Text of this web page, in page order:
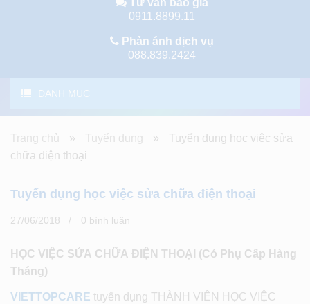
0911.8899.11
Phản ánh dịch vụ
088.839.2424
DANH MỤC
Trang chủ » Tuyển dụng »
Tuyển dụng học việc sửa
chữa điện thoại
Tuyển dụng học việc sửa chữa điện thoại
27/06/2018 0 bình luân
HỌC VIỆC SỬA CHỮA ĐIỆN THOẠI (Có Phụ Cấp Hàng
Tháng)
VIETTOPCARE tuyển dụng THÀNH VIÊN HỌC VIỆC